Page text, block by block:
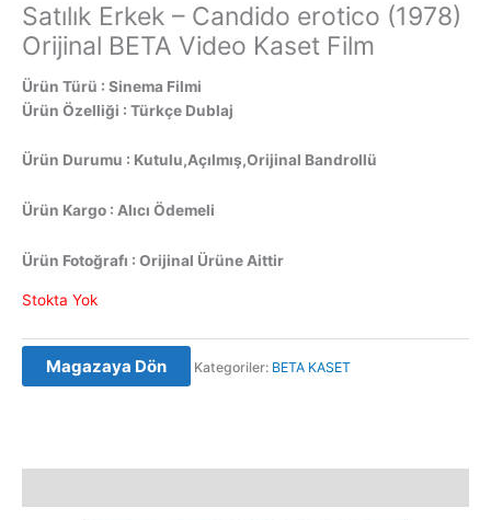
Satılık Erkek – Candido erotico (1978)
Orijinal BETA Video Kaset Film
Ürün Türü : Sinema Filmi
Ürün Özelliği : Türkçe Dublaj
Ürün Durumu : Kutulu,Açılmış,Orijinal Bandrollü
Ürün Kargo : Alıcı Ödemeli
Ürün Fotoğrafı : Orijinal Ürüne Aittir
Stokta Yok
Magazaya Dön Kategoriler: BETA KASET